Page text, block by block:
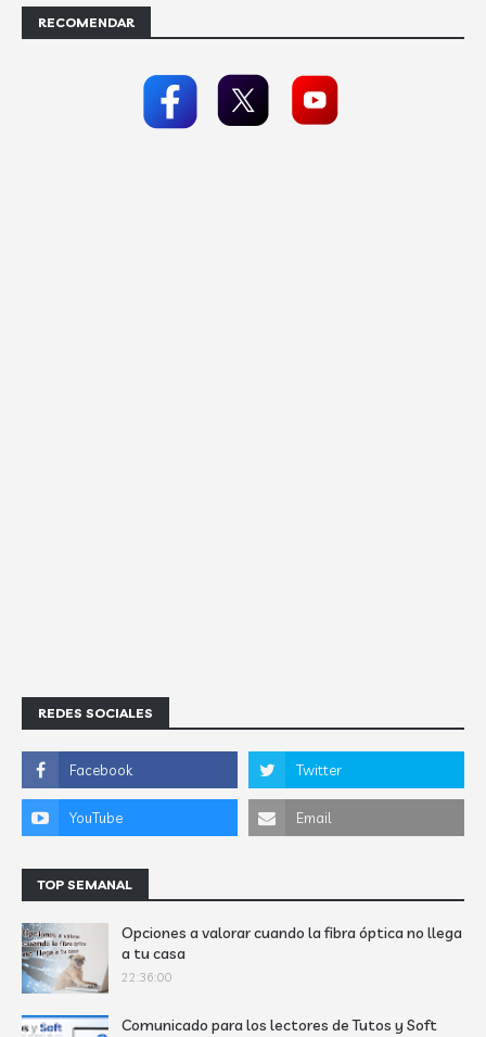
RECOMENDAR
REDES SOCIALES
TOP SEMANAL
Opciones a valorar cuando la fibra óptica no llega
a tu casa
22:36:00
Comunicado para los lectores de Tutos y Soft